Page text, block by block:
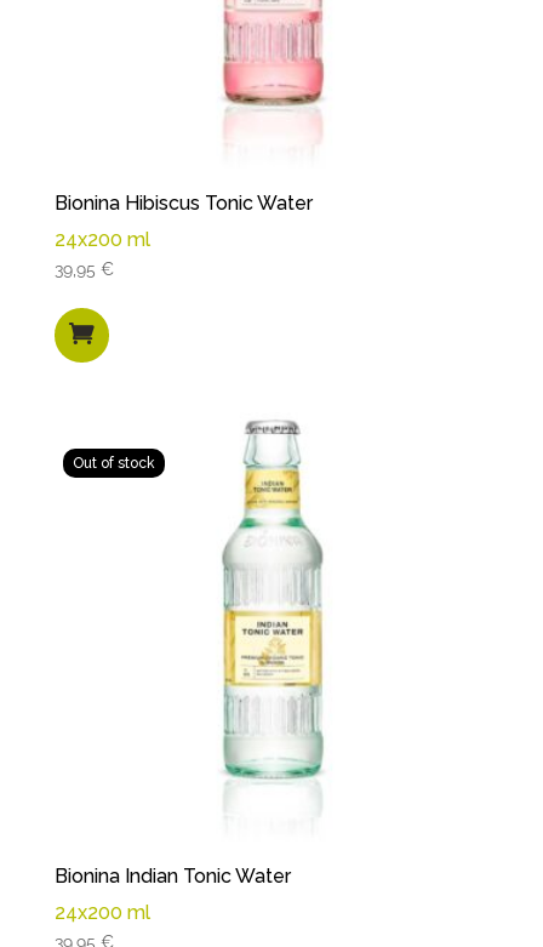
Bionina Hibiscus Tonic Water
24x200 ml
39,95 €

Bionina Indian Tonic Water
24x200 ml
39,95 €